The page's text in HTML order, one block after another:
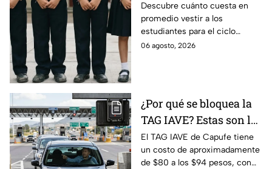
para el regreso a clases
2026, según su grado?
Descubre cuánto cuesta en
promedio vestir a los
estudiantes para el ciclo
escolar 2026-2027 y consejos
06 agosto, 2026
¿Por qué se bloquea la
TAG IAVE? Estas son las
razones por las que no
pasa en la caseta
El TAG IAVE de Capufe tiene
un costo de aproximadamente
de $80 a los $94 pesos, con